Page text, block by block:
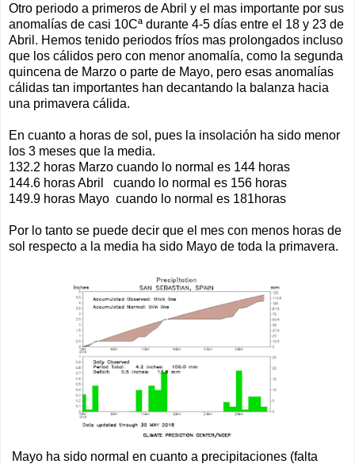
Otro periodo a primeros de Abril y el mas importante por sus
anomalías de casi 10Cª durante 4-5 días entre el 18 y 23 de
Abril. Hemos tenido periodos fríos mas prolongados incluso
que los cálidos pero con menor anomalía, como la segunda
quincena de Marzo o parte de Mayo, pero esas anomalías
cálidas tan importantes han decantando la balanza hacia
una primavera cálida.
En cuanto a horas de sol, pues la insolación ha sido menor
los 3 meses que la media.
132.2 horas Marzo cuando lo normal es 144 horas
144.6 horas Abril cuando lo normal es 156 horas
149.9 horas Mayo cuando lo normal es 181horas
Por lo tanto se puede decir que el mes con menos horas de
sol respecto a la media ha sido Mayo de toda la primavera.
Mayo ha sido normal en cuanto a precipitaciones (falta